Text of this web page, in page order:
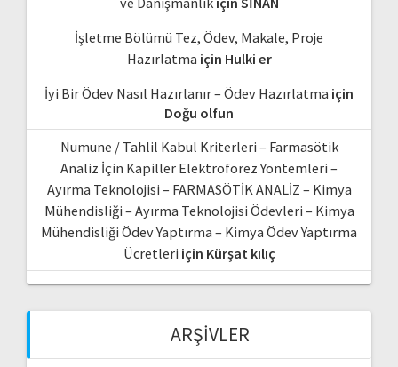
İşletme Bölümü Tez, Ödev, Makale, Proje
Hazırlatma için Hulki er
İyi Bir Ödev Nasıl Hazırlanır – Ödev Hazırlatma için
Doğu olfun
Numune / Tahlil Kabul Kriterleri – Farmasötik
Analiz İçin Kapiller Elektroforez Yöntemleri –
Ayırma Teknolojisi – FARMASÖTİK ANALİZ – Kimya
Mühendisliği – Ayırma Teknolojisi Ödevleri – Kimya
Mühendisliği Ödev Yaptırma – Kimya Ödev Yaptırma
Ücretleri için Kürşat kılıç
ARŞIVLER